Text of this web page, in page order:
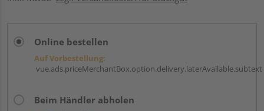
Online bestellen
Auf Vorbestellung:
vue.ads.priceMerchantBox.option.delivery.laterAvailable.subtext
Beim Händler abholen